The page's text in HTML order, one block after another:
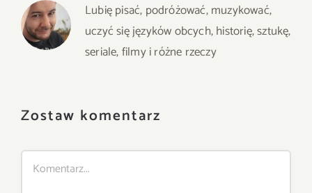
Lubię pisać, podróżować, muzykować,
uczyć się języków obcych, historię, sztukę,
seriale, filmy i różne rzeczy
Zostaw komentarz
Comment